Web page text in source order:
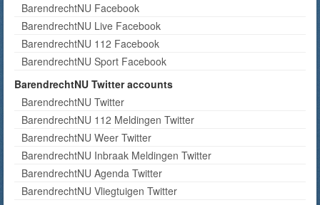
BarendrechtNU Facebook
BarendrechtNU Live Facebook
BarendrechtNU 112 Facebook
BarendrechtNU Sport Facebook
BarendrechtNU Twitter accounts
BarendrechtNU Twitter
BarendrechtNU 112 Meldingen Twitter
BarendrechtNU Weer Twitter
BarendrechtNU Inbraak Meldingen Twitter
BarendrechtNU Agenda Twitter
BarendrechtNU Vliegtuigen Twitter